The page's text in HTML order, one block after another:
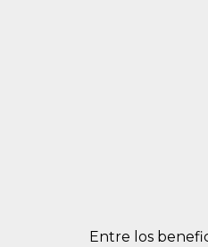
Entre los